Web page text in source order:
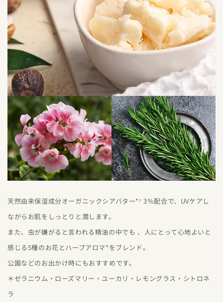
天然由来保湿成分オーガニックシアバター*⁷ 3％配合で、UVケアし
ながらお肌をしっとりと潤します。
また、虫が嫌がると言われる精油の中でも 、人にとって心地よいと
感じる5種のお花とハーブアロマ*をブレンド。
公園などのお出かけ時にもおすすめです。
＊ゼラニウム・ローズマリー・ユーカリ・レモングラス・シトロネ
ラ